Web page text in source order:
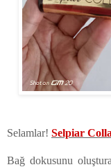
Selamlar! Selpiar
Bağ dokusunu